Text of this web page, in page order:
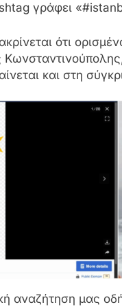
γράφει
ότι
και στη
αναζήτηση μας